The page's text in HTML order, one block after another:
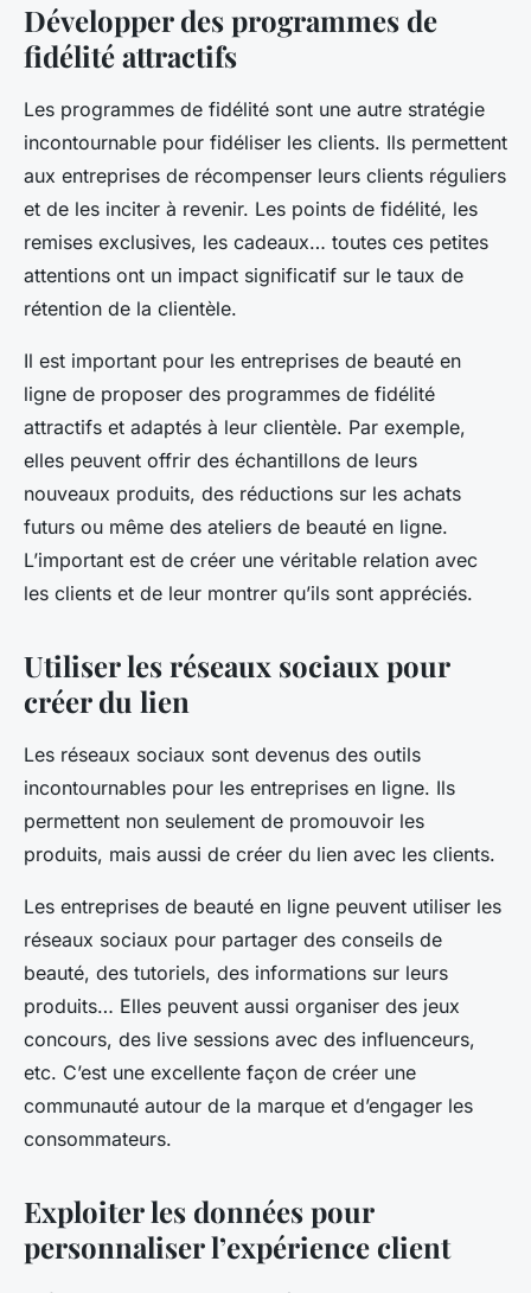
Développer des programmes de
fidélité attractifs
Les programmes de fidélité sont une autre stratégie
incontournable pour fidéliser les clients. Ils permettent
aux entreprises de récompenser leurs clients réguliers
et de les inciter à revenir. Les points de fidélité, les
remises exclusives, les cadeaux… toutes ces petites
attentions ont un impact significatif sur le taux de
rétention de la clientèle.
Il est important pour les entreprises de beauté en
ligne de proposer des programmes de fidélité
attractifs et adaptés à leur clientèle. Par exemple,
elles peuvent offrir des échantillons de leurs
nouveaux produits, des réductions sur les achats
futurs ou même des ateliers de beauté en ligne.
L’important est de créer une véritable relation avec
les clients et de leur montrer qu’ils sont appréciés.
Utiliser les réseaux sociaux pour
créer du lien
Les réseaux sociaux sont devenus des outils
incontournables pour les entreprises en ligne. Ils
permettent non seulement de promouvoir les
produits, mais aussi de créer du lien avec les clients.
Les entreprises de beauté en ligne peuvent utiliser les
réseaux sociaux pour partager des conseils de
beauté, des tutoriels, des informations sur leurs
produits… Elles peuvent aussi organiser des jeux
concours, des live sessions avec des influenceurs,
etc. C’est une excellente façon de créer une
communauté autour de la marque et d’engager les
consommateurs.
Exploiter les données pour
personnaliser l’expérience client